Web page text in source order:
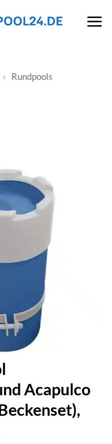
» Rundpools
Acapulco